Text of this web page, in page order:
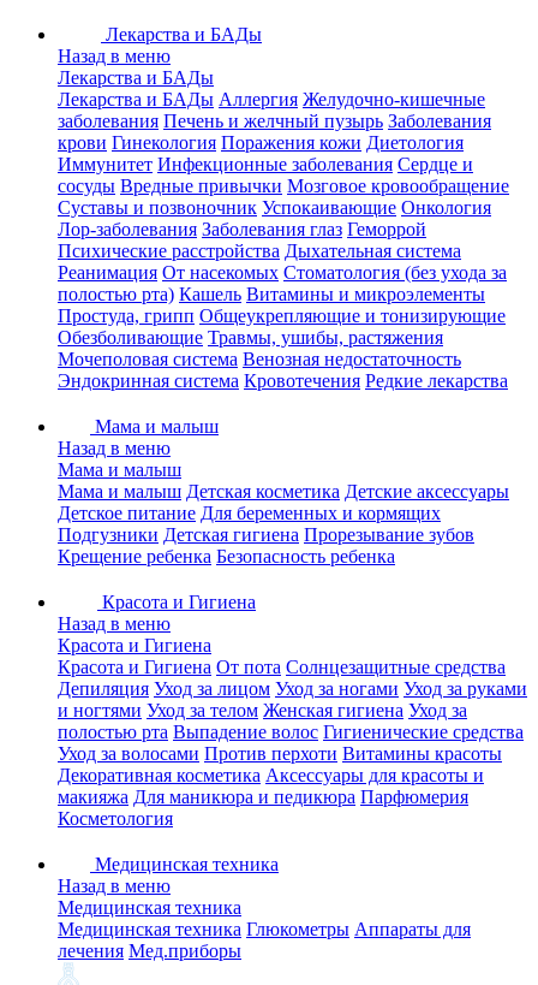
Лекарства и БАДы
Назад в меню
Лекарства и БАДы
Лекарства и БАДы Аллергия Желудочно-кишечные
заболевания Печень и желчный пузырь Заболевания
крови Гинекология Поражения кожи Диетология
Иммунитет Инфекционные заболевания Сердце и
сосуды Вредные привычки Мозговое кровообращение
Суставы и позвоночник Успокаивающие Онкология
Лор-заболевания Заболевания глаз Геморрой
Психические расстройства Дыхательная система
Реанимация От насекомых Стоматология (без ухода за
полостью рта) Кашель Витамины и микроэлементы
Простуда, грипп Общеукрепляющие и тонизирующие
Обезболивающие Травмы, ушибы, растяжения
Мочеполовая система Венозная недостаточность
Эндокринная система Кровотечения Редкие лекарства
Мама и малыш
Назад в меню
Мама и малыш
Мама и малыш Детская косметика Детские аксессуары
Детское питание Для беременных и кормящих
Подгузники Детская гигиена Прорезывание зубов
Крещение ребенка Безопасность ребенка
Красота и Гигиена
Назад в меню
Красота и Гигиена
Красота и Гигиена От пота Солнцезащитные средства
Депиляция Уход за лицом Уход за ногами Уход за руками
и ногтями Уход за телом Женская гигиена Уход за
полостью рта Выпадение волос Гигиенические средства
Уход за волосами Против перхоти Витамины красоты
Декоративная косметика Аксессуары для красоты и
макияжа Для маникюра и педикюра Парфюмерия
Косметология
Медицинская техника
Назад в меню
Медицинская техника
Медицинская техника Глюкометры Аппараты для
лечения Мед.приборы